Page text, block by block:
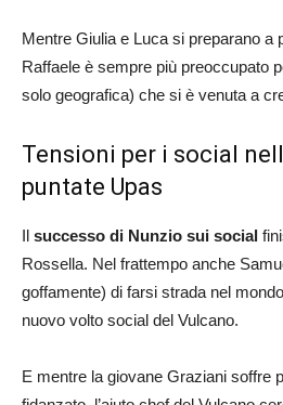
Mentre Giulia e Luca si preparano a
Raffaele è sempre più preoccupato
solo geografica) che si è venuta a
Tensioni per i social
puntate Upas
Il successo di Nunzio sui social
Rossella. Nel frattempo anche
goffamente) di farsi strada nel
nuovo volto social del Vulcano.
E mentre la giovane Graziani soffre